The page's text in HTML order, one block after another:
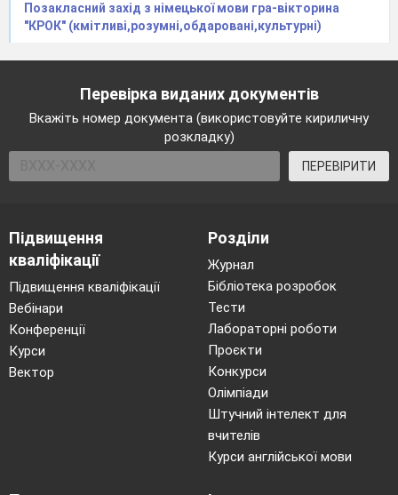
Позакласний захід з німецької мови гра-вікторина
"КРОК" (кмітливі,розумні,обдаровані,культурні)
Перевірка виданих документів
Вкажіть номер документа (використовуйте кириличну
розкладку)
ПЕРЕВІРИТИ
Підвищення
кваліфікації
Підвищення кваліфікації
Вебінари
Конференції
Курси
Вектор
Розділи
Журнал
Бібліотека розробок
Тести
Лабораторні роботи
Проєкти
Конкурси
Олімпіади
Штучний інтелект для
вчителів
Курси англійської мови